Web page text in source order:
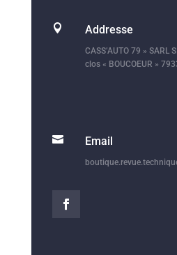
 Addresse
CASS’AUTO 79 » SARL
clos « BOUCOEUR »
 Email